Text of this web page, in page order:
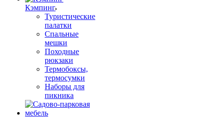
Кэмпинг
Туристические
палатки
Спальные
мешки
Походные
рюкзаки
Термобоксы,
термосумки
Наборы для
пикника